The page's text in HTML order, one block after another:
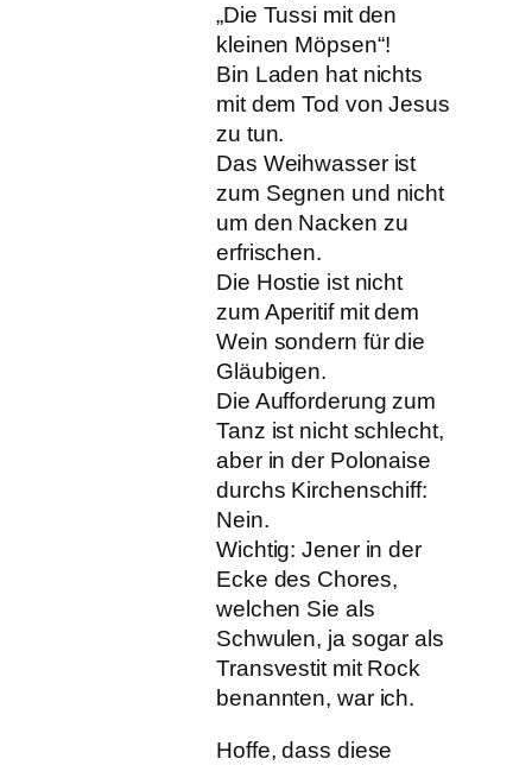
„Die Tussi mit den
kleinen Möpsen“!
Bin Laden hat nichts
mit dem Tod von Jesus
zu tun.
Das Weihwasser ist
zum Segnen und nicht
um den Nacken zu
erfrischen.
Die Hostie ist nicht
zum Aperitif mit dem
Wein sondern für die
Gläubigen.
Die Aufforderung zum
Tanz ist nicht schlecht,
aber in der Polonaise
durchs Kirchenschiff:
Nein.
Wichtig: Jener in der
Ecke des Chores,
welchen Sie als
Schwulen, ja sogar als
Transvestit mit Rock
benannten, war ich.
Hoffe, dass diese